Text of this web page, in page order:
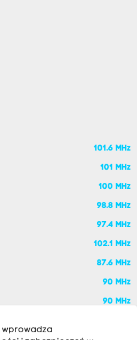
101.6 MHz
101 MHz
100 MHz
98.8 MHz
97.4 MHz
102.1 MHz
87.6 MHz
90 MHz
90 MHz
wprowadza